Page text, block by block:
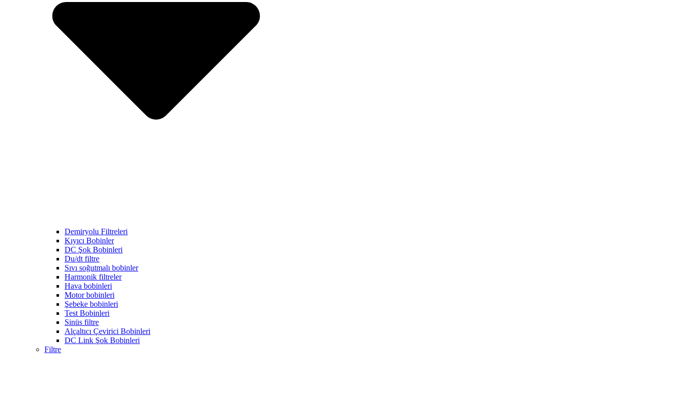
Demiryolu Filtreleri
Kıyıcı Bobinler
DC Şok Bobinleri
Du/dt filtre
Sıvı soğutmalı bobinler
Harmonik filtreler
Hava bobinleri
Motor bobinleri
Şebeke bobinleri
Test Bobinleri
Sinüs filtre
Alçaltıcı Çevirici Bobinleri
DC Link Şok Bobinleri
Filtre